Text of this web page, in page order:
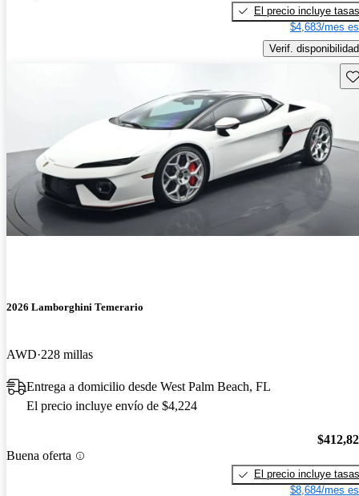
El precio incluye tasas
$4,683/mes
Verif. disponibilidad
2026 Lamborghini Temerario
AWD 228 millas
Entrega a domicilio desde West Palm Beach, FL
El precio incluye envío de $4,224
Buena oferta
El precio incluye tasas
$8,684/mes